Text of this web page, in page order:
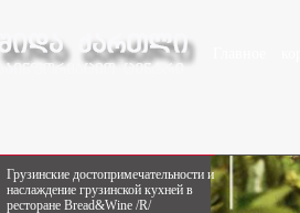
Грузинские достопримечательности и
наслаждение грузинской кухней в
ресторане Bread&Wine /R/